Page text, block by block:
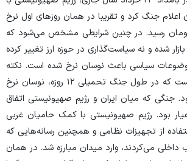
جنگ کرد و تقریبا در همان روز‌های اول نرخ
۹۵ هزار تومان رسید. در چنین شرایطی مشخص می‌شود که
شده و نه سیاست‌گذاری در حوزه ارز تغییر کرده
سیاسی باعث نوسان نرخ شده است. نکته
قابل‌توجه ماجرا اینجاست که در طول جنگ تحمیلی ۱۲ روزه، نوسان نرخ
درصد بود. جنگی که میان ایران و رژیم صهیونیستی اتفاق
بود. رژیم صهیونیستی با کمک حامیان غربی
از تجهیزات نظامی و همچنین رسانه‌هایی که
داخلی می‌کردند، وارد میدان مبارزه شد. در همان